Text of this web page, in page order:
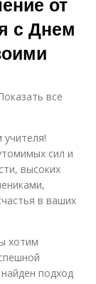
с Днем
все
сил и
высоких
в ваших
хотим
подход